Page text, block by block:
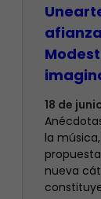
18 de
la
nueva